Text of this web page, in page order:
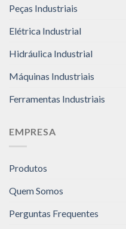
Peças Industriais
Elétrica Industrial
Hidráulica Industrial
Máquinas Industriais
Ferramentas Industriais
EMPRESA
Produtos
Quem Somos
Perguntas Frequentes